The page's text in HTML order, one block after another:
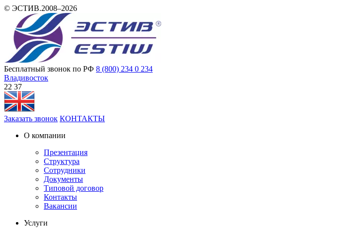
© ЭСТИВ.2008–2026
Бесплатный звонок по РФ 8 (800) 234 0 234
Владивосток
22:37
Заказать звонок КОНТАКТЫ
О компании
Презентация
Структура
Сотрудники
Документы
Типовой договор
Контакты
Вакансии
Услуги